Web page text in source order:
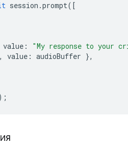
session .prompt([
value :
"My response to your
, value : audioBuffer },